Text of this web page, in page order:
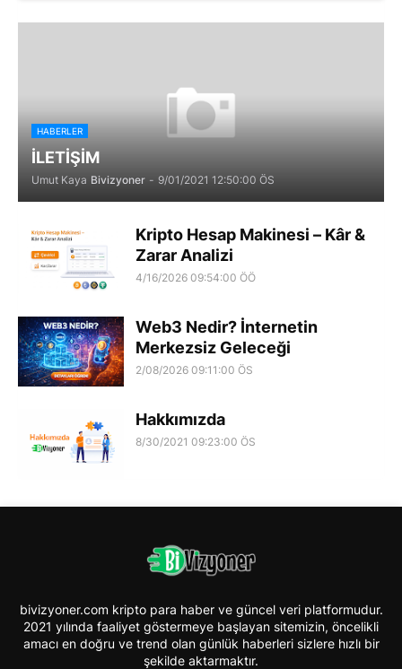
HABERLER
İLETİŞİM
Umut Kaya Bivizyoner - 9/01/2021 12:50:00 ÖS
Kripto Hesap Makinesi – Kâr &
Zarar Analizi
4/16/2026 09:54:00 ÖÖ
Web3 Nedir? İnternetin
Merkezsiz Geleceği
2/08/2026 09:11:00 ÖS
Hakkımızda
8/30/2021 09:23:00 ÖS
bivizyoner.com kripto para haber ve güncel veri platformudur.
2021 yılında faaliyet göstermeye başlayan sitemizin, öncelikli
amacı en doğru ve trend olan günlük haberleri sizlere hızlı bir
şekilde aktarmaktır.